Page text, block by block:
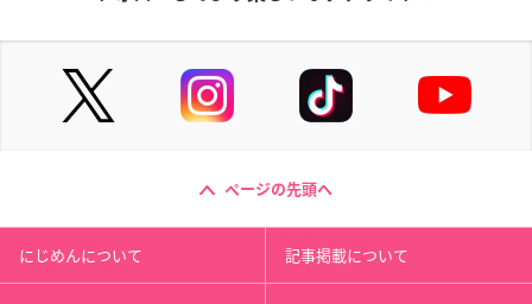
ページの先頭へ
にじめんについて 記事掲載について